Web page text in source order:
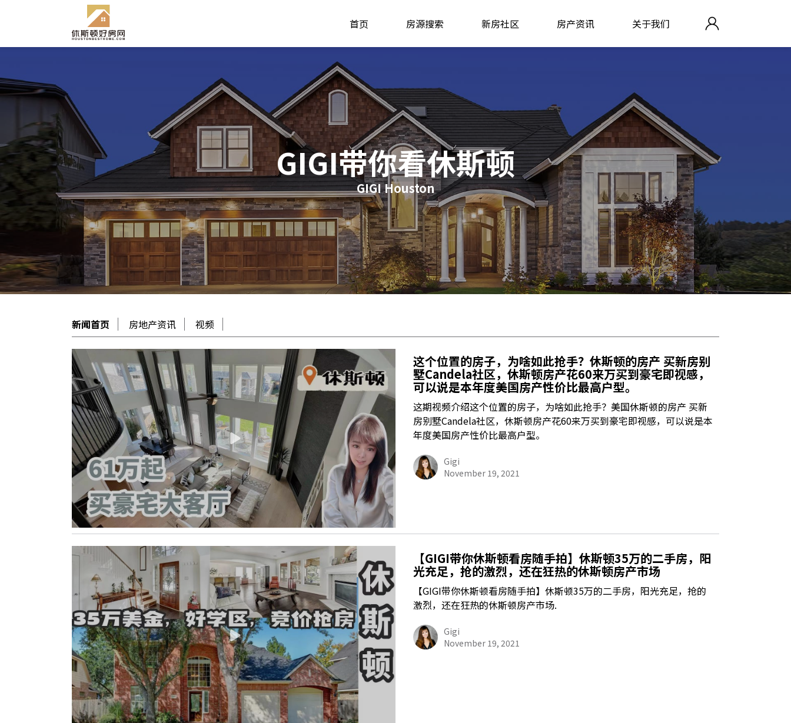
首页 房源搜索 新房社区 房产资讯 关于我们
GIGI带你看休斯顿
GIGI Houston
新闻首页 房地产资讯 视频
这个位置的房子，为啥如此抢手？休斯顿的房产 买新房别
墅Candela社区，休斯顿房产花60来万买到豪宅即视感，
可以说是本年度美国房产性价比最高户型。
这期视频介绍这个位置的房子，为啥如此抢手？美国休斯顿的房产 买新
房别墅Candela社区，休斯顿房产花60来万买到豪宅即视感，可以说是本
年度美国房产性价比最高户型。
Gigi
November 19, 2021
【GIGI带你休斯顿看房随手拍】休斯顿35万的二手房，阳
光充足，抢的激烈，还在狂热的休斯顿房产市场
【GIGI带你休斯顿看房随手拍】休斯顿35万的二手房，阳光充足，抢的
激烈，还在狂热的休斯顿房产市场.
Gigi
November 19, 2021